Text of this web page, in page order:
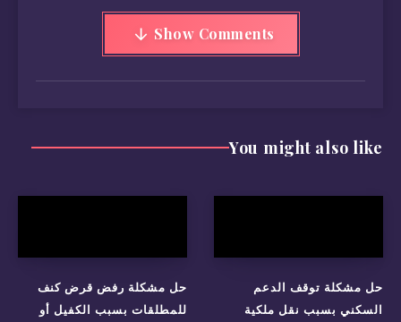
Show Comments
You might also like
حل مشكلة رفض قرض كنف
للمطلقات بسبب الكفيل أو
حل مشكلة توقف الدعم
السكني بسبب نقل ملكية